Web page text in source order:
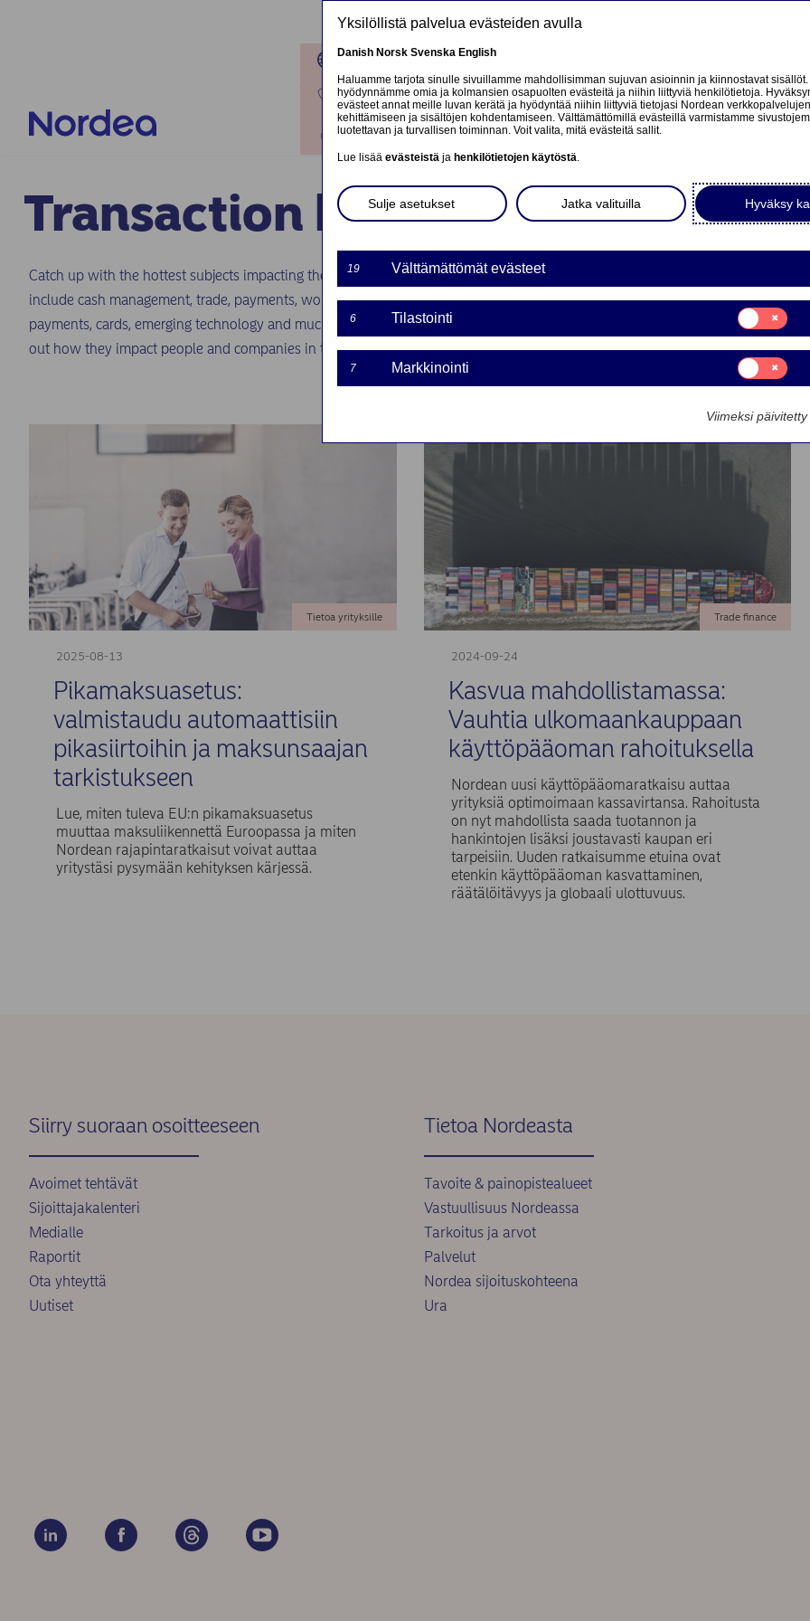
Ota yhteyttä
Kirjaudu
Tietoa meistä Sijoittajat Uutiset & analyysit
Transaction banking
Catch up with the hottest subjects impacting the fast evolving and rapidly developing area of transaction banking. Topics
include cash management, trade, payments, working capital, liquidity management, digitalisation, e-commerce, mobile
payments, cards, emerging technology and much more. Stay informed on the latest developments in the TxB space and find
out how they impact people and companies in the Nordics and beyond.
2025-08-13
Tietoa yrityksille
Pikamaksuasetus:
valmistaudu automaattisiin
pikasiirtoihin ja maksunsaajan
tarkistukseen
Lue, miten tuleva EU:n pikamaksuasetus
muuttaa maksuliikennettä Euroopassa ja miten
Nordean rajapintaratkaisut voivat auttaa
yritystäsi pysymään kehityksen kärjessä.
2024-09-24
Trade finance
Kasvua mahdollistamassa:
Vauhtia ulkomaankauppaan
käyttöpääoman rahoituksella
Nordean uusi käyttöpääomaratkaisu auttaa
yrityksiä optimoimaan kassavirtansa. Rahoitusta
on nyt mahdollista saada tuotannon ja
hankintojen lisäksi joustavasti kaupan eri
tarpeisiin. Uuden ratkaisumme etuina ovat
etenkin käyttöpääoman kasvattaminen,
räätälöitävyys ja globaali ulottuvuus.
Siirry suoraan osoitteeseen
Avoimet tehtävät
Sijoittajakalenteri
Medialle
Raportit
Ota yhteyttä
Uutiset
Tietoa Nordeasta
Tavoite & painopistealueet
Vastuullisuus Nordeassa
Tarkoitus ja arvot
Palvelut
Nordea sijoituskohteena
Ura
Yksilöllistä palvelua evästeiden avulla
Danish Norsk Svenska English
Haluamme tarjota sinulle sivuillamme mahdollisimman sujuvan asioinnin ja kiinnostavat sisällöt.
hyödynnämme omia ja kolmansien osapuolten evästeitä ja niihin liittyviä henkilötietoja.
evästeet annat meille luvan kerätä ja hyödyntää niihin liittyviä tietojasi Nordean verkkopalvelujen
kehittämiseen ja sisältöjen kohdentamiseen. Välttämättömillä evästeillä varmistamme
luotettavan ja turvallisen toiminnan. Voit valita, mitä evästeitä sallit.
Lue lisää evästeistä ja henkilötietojen käytöstä.
Hyväksy
Jatka valituilla
Sulje asetukset
19 Välttämättömät evästeet
6 Tilastointi
Tilastointi
7 Markkinointi
Markkinointi
Viimeksi